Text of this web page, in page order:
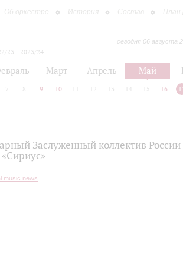
Об оркестре История Состав План
сегодня 06 августа
23
2023/24
Март Апрель Май
7 8 9 10 12 13 14 15 16
Заслуженный коллектив